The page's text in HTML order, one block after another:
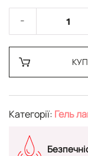
Категорії: Гель